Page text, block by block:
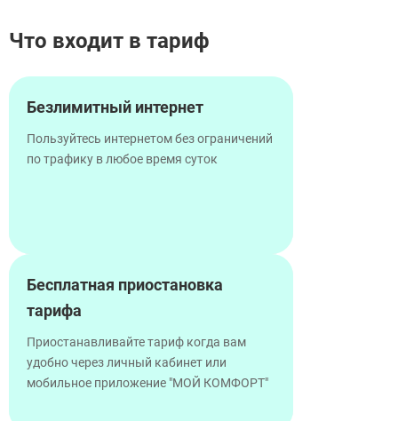
Что входит в тариф
Безлимитный интернет
Пользуйтесь интернетом без ограничений
по трафику в любое время суток
Бесплатная приостановка
тарифа
Приостанавливайте тариф когда вам
удобно через личный кабинет или
мобильное приложение "МОЙ КОМФОРТ"